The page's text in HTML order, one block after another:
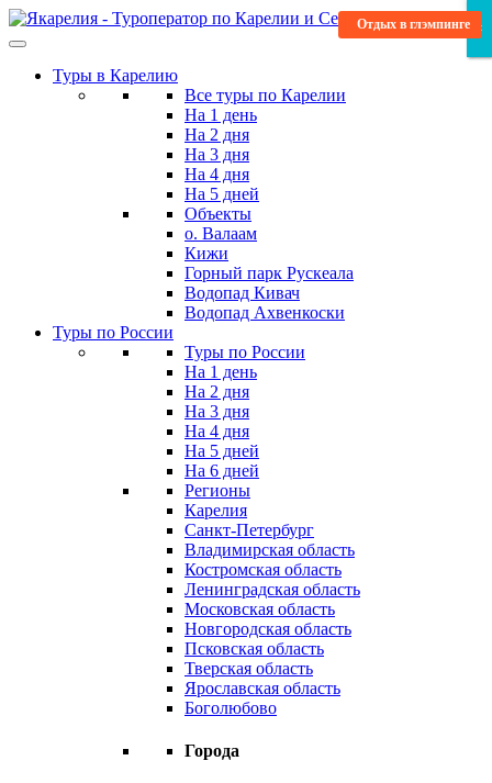
Skip
to
contentТуры в Карелию
Все туры по Карелии
На 1 день
На 2 дня
На 3 дня
На 4 дня
На 5 дней
Объекты
о. Валаам
Кижи
Горный парк Рускеала
Водопад Кивач
Водопад Ахвенкоски
Туры по России
Туры по России
На 1 день
На 2 дня
На 3 дня
На 4 дня
На 5 дней
На 6 дней
Регионы
Карелия
Санкт-Петербург
Владимирская область
Костромская область
Ленинградская область
Московская область
Новгородская область
Псковская область
Тверская область
Ярославская область
Боголюбово
Города
Вкусные дегустации
Научитесь новому
Водные туры
Отдых в глэмпинге
Развлекательный
Исторический
Насыщенный
Отдых в глэмпинге ×××